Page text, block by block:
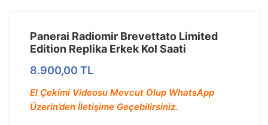
Panerai Radiomir Brevettato Limited
Edition Replika Erkek Kol Saati
8.900,00 TL
El Çekimi Videosu Mevcut Olup WhatsApp
Üzerin’den İletişime Geçebilirsiniz.